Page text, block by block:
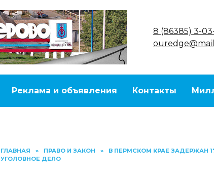
8 (86385) 3-
Реклама и объявления Контакты
ГЛАВНАЯ » ПРАВО И ЗАКОН »
В ПЕРМСКОМ КРАЕ ЗАДЕРЖАН
УГОЛОВНОЕ ДЕЛО